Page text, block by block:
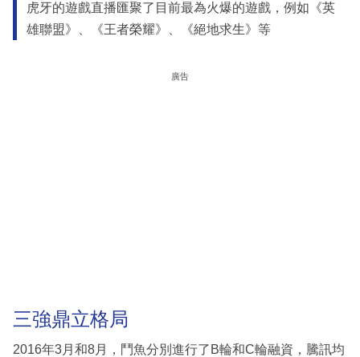
虎牙的遊戲直播匯聚了目前最為火爆的遊戲，例如《英
雄聯盟》、《王者榮耀》、《絕地求生》等
廣告
三強鼎立格局
2016年3月和8月，鬥魚分別進行了B輪和C輪融資，騰訊均